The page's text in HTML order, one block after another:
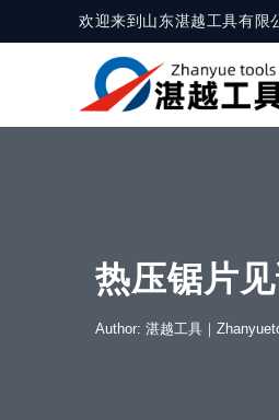
欢迎来到山东湛越工具有限
热压锯片
Author: 湛越工具｜